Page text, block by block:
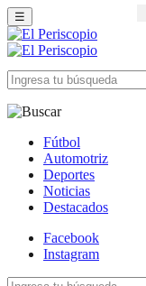
☰
Fútbol
Automotriz
Deportes
Noticias
Destacados
Facebook
Instagram